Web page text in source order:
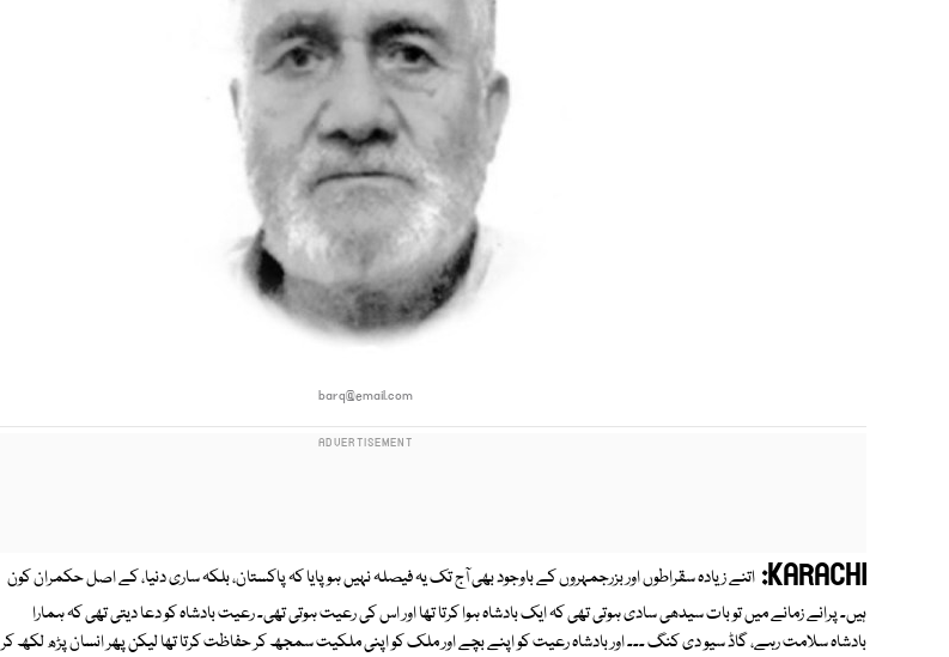
barq@email.com
KARACHI: اتنے زیادہ سقراطوں اور بزرجمہروں کے باوجود بھی آج تک یہ فیصلہ نہیں ہو پایا کہ پاکستان، بلکہ ساری دنیا، کے اصل حکمران کون
ہیں۔ پرانے زمانے میں تو بات سیدھی سادی ہوتی تھی کہ ایک بادشاہ ہوا کرتا تھا اور اس کی رعیت ہوتی تھی۔ رعیت بادشاہ کو دعا دیتی تھی کہ ہمارا
بادشاہ سلامت رہے، گاڈ سیو دی کنگ ۔۔۔ اور بادشاہ رعیت کو اپنے بچے اور ملک کو اپنی ملکیت سمجھ کر حفاظت کرتا تھا لیکن پھر انسان پڑھ لکھ کر